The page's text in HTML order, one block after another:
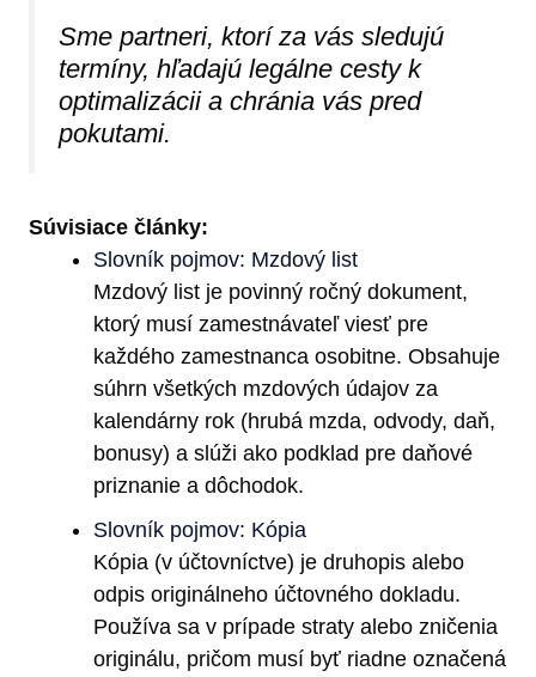
Sme partneri, ktorí za vás sledujú
termíny, hľadajú legálne cesty k
optimalizácii a chránia vás pred
pokutami.
Súvisiace články:
Slovník pojmov: Mzdový list
Mzdový list je povinný ročný dokument,
ktorý musí zamestnávateľ viesť pre
každého zamestnanca osobitne. Obsahuje
súhrn všetkých mzdových údajov za
kalendárny rok (hrubá mzda, odvody, daň,
bonusy) a slúži ako podklad pre daňové
priznanie a dôchodok.
Slovník pojmov: Kópia
Kópia (v účtovníctve) je druhopis alebo
odpis originálneho účtovného dokladu.
Používa sa v prípade straty alebo zničenia
originálu, pričom musí byť riadne označená